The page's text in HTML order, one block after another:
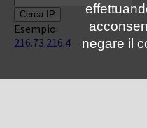
Esempio:
216.73.216.4
negare il